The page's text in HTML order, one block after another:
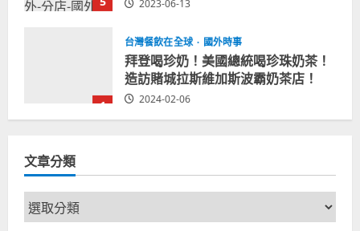
1
拜登喝珍奶！美國總統喝珍珠奶茶！
造訪賭城拉斯維加斯波霸奶茶店！
2024-02-06
2024-01-27
文章分類
文
章